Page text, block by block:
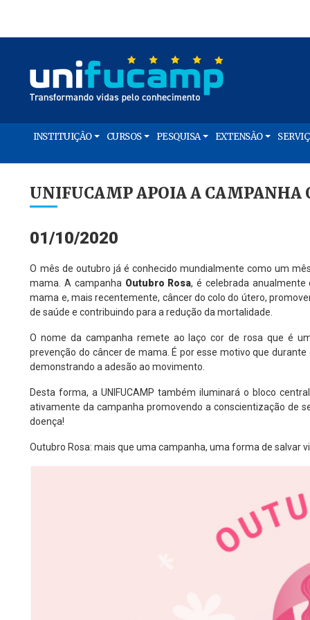
INSTITUIÇÃO CURSOS PESQUISA EXTENSÃO
UNIFUCAMP APOIA A CAMPANHA
01/10/2020
O mês de outubro já é conhecido mundialmente como um
mama. A campanha Outubro Rosa, é celebrada
mama e, mais recentemente, câncer do colo do útero,
de saúde e contribuindo para a redução da mortalidade.
O nome da campanha remete ao laço cor de rosa que é
prevenção do câncer de mama. É por esse motivo que
demonstrando a adesão ao movimento.
Desta forma, a UNIFUCAMP também iluminará o bloco
ativamente da campanha promovendo a conscientização de
doença!
Outubro Rosa: mais que uma campanha, uma forma de salvar